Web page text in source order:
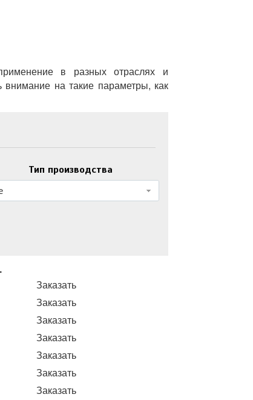
в разных отраслях и
внимание на такие параметры, как
Тип производства
Заказать
Заказать
Заказать
Заказать
Заказать
Заказать
Заказать